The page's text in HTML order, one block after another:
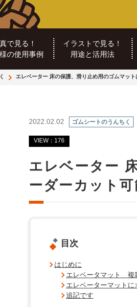
で見る！
の使用事例
イラストで見る！
用途と活用法
エレベーター 床の保護、滑り止め用のゴムマッ
2022.02.02 ゴムシートのうんちく
VIEW：176
エレベーター
ーダーカット
目次
はじめに
エレベータマット 複
エレベーターマットに
追記です